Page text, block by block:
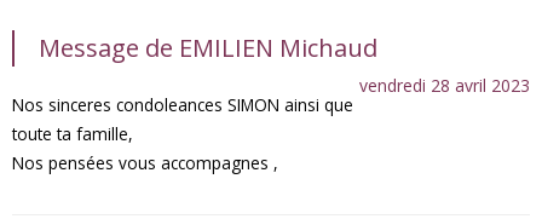
Message de EMILIEN Michaud
vendredi 28 avril 2023
Nos sinceres condoleances SIMON ainsi que
toute ta famille,
Nos pensées vous accompagnes ,